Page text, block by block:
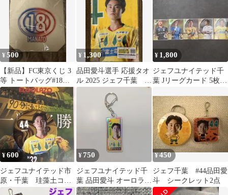
¥500
【新品】FC東京くじ 3
等 トートバッグ#18品
田愛斗
¥ 1,300
品田愛斗選手 応援タオ
ル 2025 ジェフ千葉 プ
レイヤーズタオル
¥ 1,800
ジェフユナイテッド千
葉 Jリーグカード 5枚セ
¥600
ジェフユナイテッド市
原・千葉 珪藻土コー
スター 品田愛斗選手
¥ 750
ジェフユナイテッド千
葉 品田愛斗 オーロラキ
ーホルダー
¥450
ジェフ千葉 #44品田愛
斗 シークレット2点